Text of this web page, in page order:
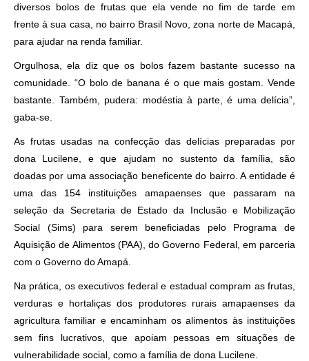
diversos bolos de frutas que ela vende no fim de tarde em
frente à sua casa, no bairro Brasil Novo, zona norte de Macapá,
para ajudar na renda familiar.
Orgulhosa, ela diz que os bolos fazem bastante sucesso na
comunidade. “O bolo de banana é o que mais gostam. Vende
bastante. Também, pudera: modéstia à parte, é uma delícia”,
gaba-se.
As frutas usadas na confecção das delícias preparadas por
dona Lucilene, e que ajudam no sustento da família, são
doadas por uma associação beneficente do bairro. A entidade é
uma das 154 instituições amapaenses que passaram na
seleção da Secretaria de Estado da Inclusão e Mobilização
Social (Sims) para serem beneficiadas pelo Programa de
Aquisição de Alimentos (PAA), do Governo Federal, em parceria
com o Governo do Amapá.
Na prática, os executivos federal e estadual compram as frutas,
verduras e hortaliças dos produtores rurais amapaenses da
agricultura familiar e encaminham os alimentos às instituições
sem fins lucrativos, que apoiam pessoas em situações de
vulnerabilidade social, como a família de dona Lucilene.